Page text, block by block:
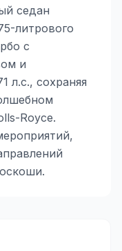
седан
литрового
с
и
л.с., сохраняя
Royce.